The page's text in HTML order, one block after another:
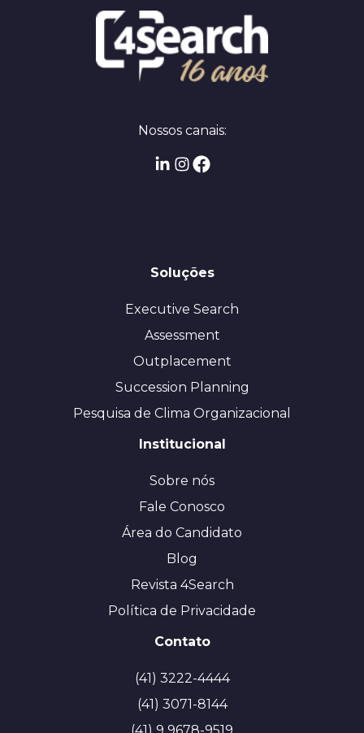
Nossos canais:
Soluções
Executive Search
Assessment
Outplacement
Succession Planning
Pesquisa de Clima Organizacional
Institucional
Sobre nós
Fale Conosco
Área do Candidato
Blog
Revista 4Search
Política de Privacidade
Contato
(41) 3222-4444
(41) 3071-8144
(41) 9 9678-9519